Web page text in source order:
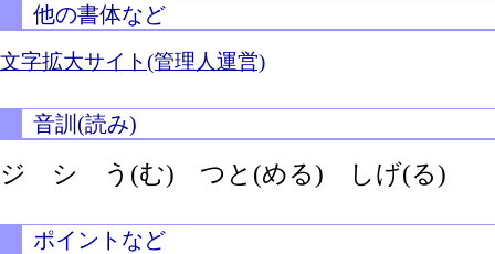
他の書体など
文字拡大サイト(管理人運営)
音訓(読み)
ジ シ う(む) つと(める) しげ(る)
ポイントなど